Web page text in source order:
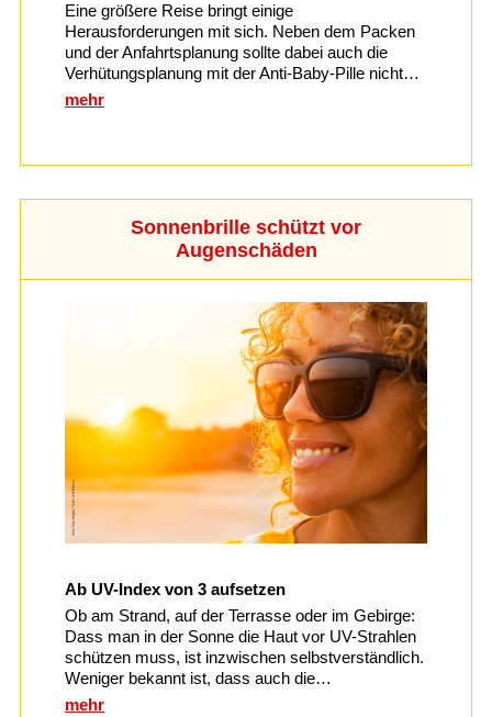
Eine größere Reise bringt einige
Herausforderungen mit sich. Neben dem Packen
und der Anfahrtsplanung sollte dabei auch die
Verhütungsplanung mit der Anti-Baby-Pille nicht…
mehr
Sonnenbrille schützt vor
Augenschäden
Ab UV-Index von 3 aufsetzen
Ob am Strand, auf der Terrasse oder im Gebirge:
Dass man in der Sonne die Haut vor UV-Strahlen
schützen muss, ist inzwischen selbstverständlich.
Weniger bekannt ist, dass auch die…
mehr